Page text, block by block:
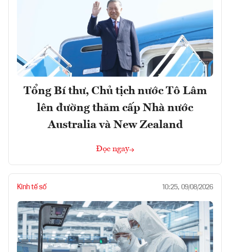
Tổng Bí thư, Chủ tịch nước Tô Lâm
lên đường thăm cấp Nhà nước
Australia và New Zealand
Đọc ngay
Kinh tế số 10:25, 09/08/2026